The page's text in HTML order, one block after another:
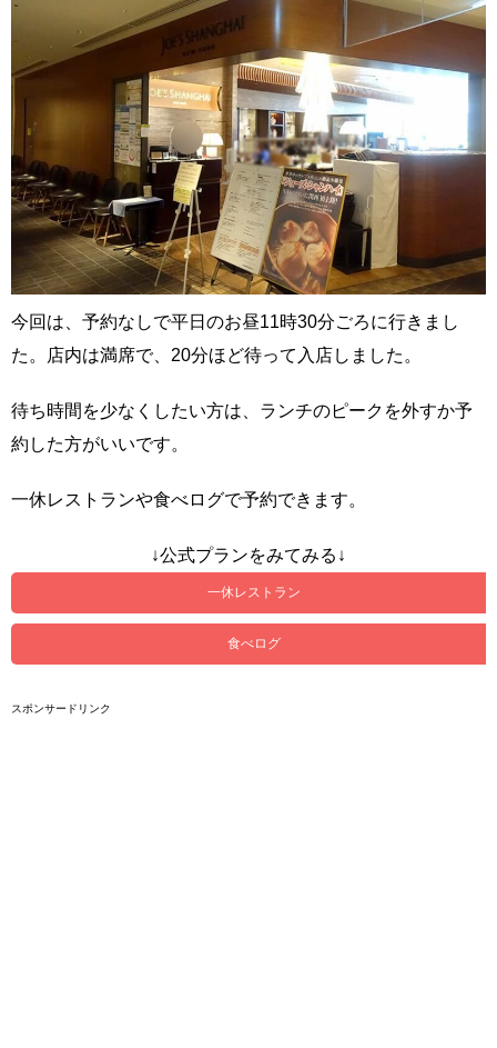
今回は、予約なしで平日のお昼11時30分ごろに行きまし
た。店内は満席で、20分ほど待って入店しました。
待ち時間を少なくしたい方は、ランチのピークを外すか予
約した方がいいです。
一休レストランや食べログで予約できます。
↓公式プランをみてみる↓
一休レストラン
食べログ
スポンサードリンク